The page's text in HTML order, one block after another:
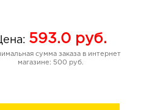
593.0 руб.
сумма заказа в интернет
магазине: 500 руб.